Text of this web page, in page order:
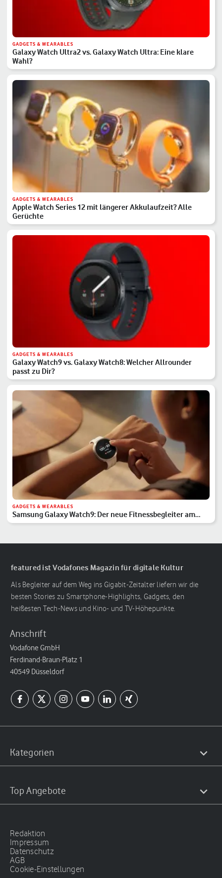
GADGETS & WEARABLES
Galaxy Watch Ultra2 vs. Galaxy Watch Ultra: Eine klare
Wahl?
GADGETS & WEARABLES
Apple Watch Series 12 mit längerer Akkulaufzeit? Alle
Gerüchte
GADGETS & WEARABLES
Galaxy Watch9 vs. Galaxy Watch8: Welcher Allrounder
passt zu Dir?
GADGETS & WEARABLES
Samsung Galaxy Watch9: Der neue Fitnessbegleiter am
Handgelenk
featured ist Vodafones Magazin für digitale Kultur
Als Begleiter auf dem Weg ins Gigabit-Zeitalter liefern wir die
besten Stories zu Smartphone-Highlights, Gadgets, den
heißesten Tech-News und Kino- und TV-Höhepunkte.
Anschrift
Vodafone GmbH
Ferdinand-Braun-Platz 1
40549 Düsseldorf
Kategorien
Top Angebote
Redaktion
Impressum
Datenschutz
AGB
Cookie-Einstellungen